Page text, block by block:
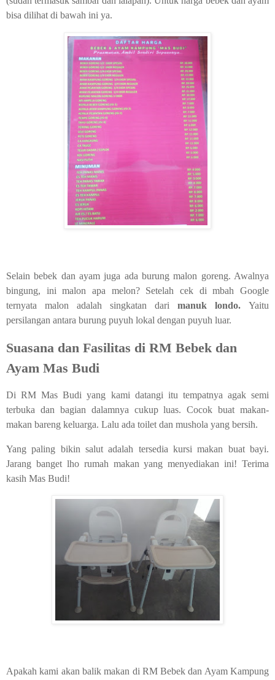
bisa dilihat di bawah ini ya.
Selain bebek dan ayam juga ada burung malon goreng. Awalnya
bingung, ini malon apa melon? Setelah cek di mbah Google
ternyata malon adalah singkatan dari manuk londo. Yaitu
persilangan antara burung puyuh lokal dengan puyuh luar.
Suasana dan Fasilitas di RM Bebek dan
Ayam Mas Budi
Di RM Mas Budi yang kami datangi itu tempatnya agak semi
terbuka dan bagian dalamnya cukup luas. Cocok buat makan-
makan bareng keluarga. Lalu ada toilet dan mushola yang bersih.
Yang paling bikin salut adalah tersedia kursi makan buat bayi.
Jarang banget lho rumah makan yang menyediakan ini! Terima
kasih Mas Budi!
Apakah kami akan balik makan di RM Bebek dan Ayam Kampung